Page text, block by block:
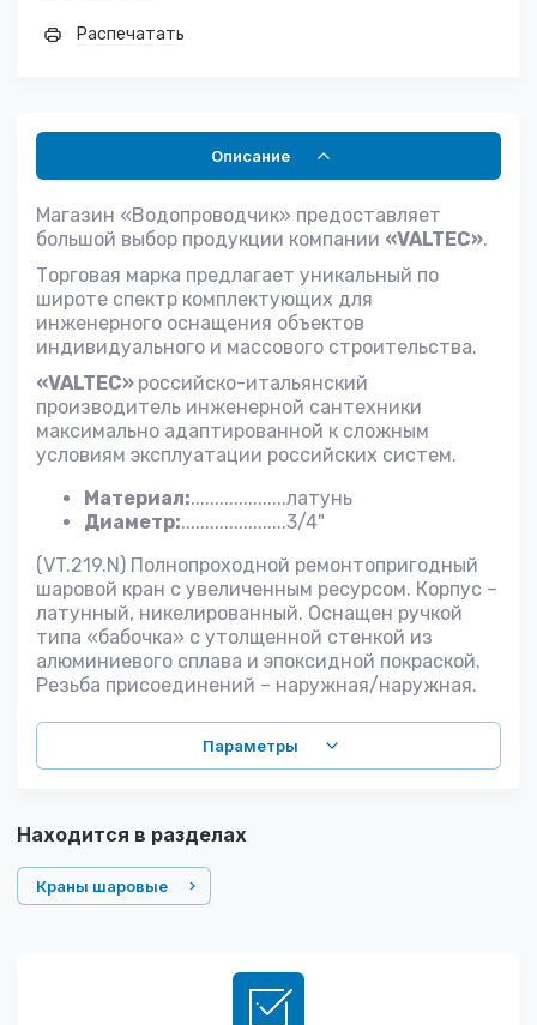
Распечатать
Описание
Магазин «Водопроводчик» предоставляет
большой выбор продукции компании «VALTEC».
Торговая марка предлагает уникальный по
широте спектр комплектующих для
инженерного оснащения объектов
индивидуального и массового строительства.
«VALTEC» российско-итальянский
производитель инженерной сантехники
максимально адаптированной к сложным
условиям эксплуатации российских систем.
Материал:....................латунь
Диаметр:......................3/4"
(VT.219.N) Полнопроходной ремонтопригодный
шаровой кран с увеличенным ресурсом. Корпус –
латунный, никелированный. Оснащен ручкой
типа «бабочка» с утолщенной стенкой из
алюминиевого сплава и эпоксидной покраской.
Резьба присоединений – наружная/наружная.
Параметры
Находится в разделах
Краны шаровые